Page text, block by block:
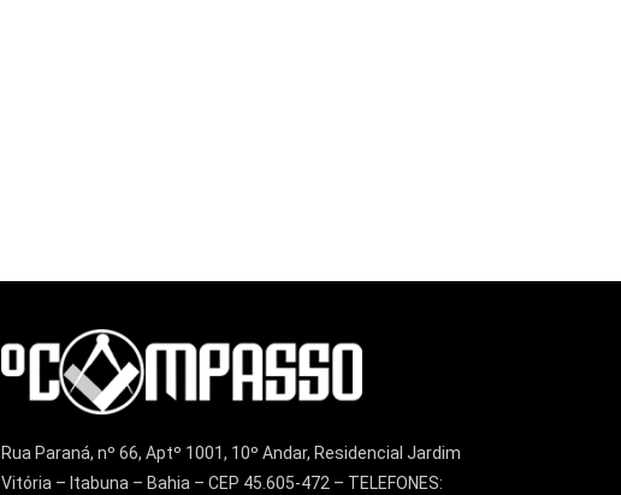
Rua Paraná, nº 66, Aptº 1001, 10º Andar, Residencial Jardim
Vitória – Itabuna – Bahia – CEP 45.605-472 – TELEFONES: